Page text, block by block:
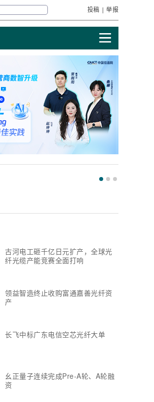
投稿 | 举报
古河电工砸千亿日元扩产，全球光
纤光缆产能竞赛全面打响
领益智造终止收购富通嘉善光纤资
产
长飞中标广东电信空芯光纤大单
幺正量子连续完成Pre-A轮、A轮融
资